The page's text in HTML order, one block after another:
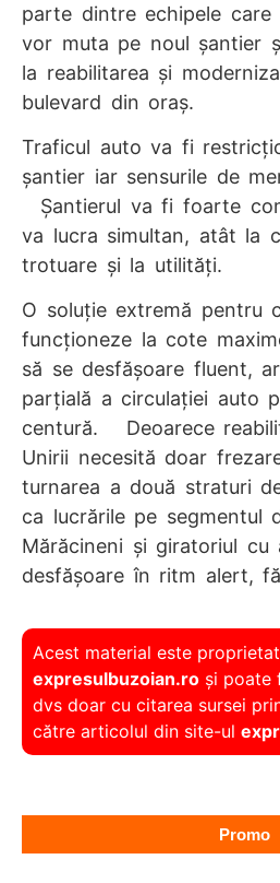
parte dintre echipele care
vor muta pe noul şantier
la reabilitarea şi
bulevard din oraş.
Traficul auto va fi
şantier iar sensurile de
Şantierul va fi foarte
va lucra simultan, atât la
trotuare şi la utilităţi.
O soluţie extremă pentru
funcţioneze la cote
să se desfăşoare fluent,
parţială a circulaţiei auto
centură. Deoarece
Unirii necesită doar
turnarea a două straturi
ca lucrările pe segmentul
Mărăcineni şi giratoriul cu
desfăşoare în ritm alert,
Acest material este
expresulbuzoian.ro și poate
dvs doar cu citarea sursei
către articolul din site-ul
Promo